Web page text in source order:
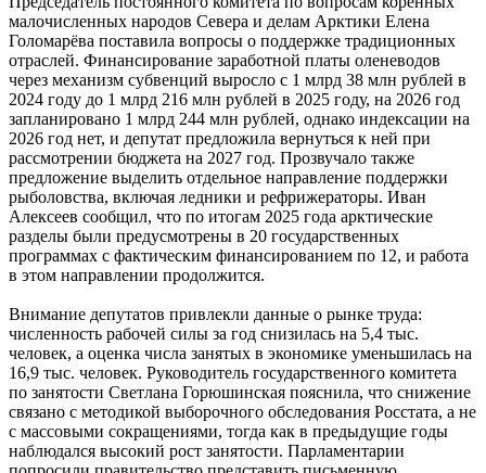
малочисленных народов Севера и делам Арктики Елена
Голомарёва поставила вопросы о поддержке традиционных
отраслей. Финансирование заработной платы оленеводов
через механизм субвенций выросло с 1 млрд 38 млн рублей в
2024 году до 1 млрд 216 млн рублей в 2025 году, на 2026 год
запланировано 1 млрд 244 млн рублей, однако индексации на
2026 год нет, и депутат предложила вернуться к ней при
рассмотрении бюджета на 2027 год. Прозвучало также
предложение выделить отдельное направление поддержки
рыболовства, включая ледники и рефрижераторы. Иван
Алексеев сообщил, что по итогам 2025 года арктические
разделы были предусмотрены в 20 государственных
программах с фактическим финансированием по 12, и работа
в этом направлении продолжится.
Внимание депутатов привлекли данные о рынке труда:
численность рабочей силы за год снизилась на 5,4 тыс.
человек, а оценка числа занятых в экономике уменьшилась на
16,9 тыс. человек. Руководитель государственного комитета
по занятости Светлана Горюшинская пояснила, что снижение
связано с методикой выборочного обследования Росстата, а не
с массовыми сокращениями, тогда как в предыдущие годы
наблюдался высокий рост занятости. Парламентарии